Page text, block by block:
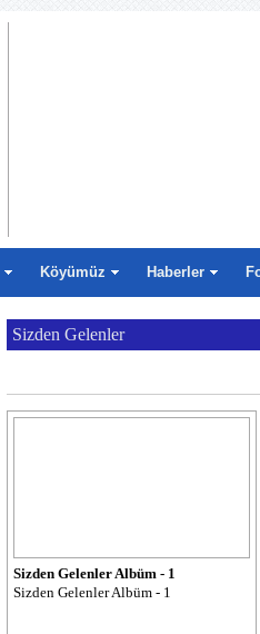
Köyümüz Haberler
Sizden Gelenler
Sizden Gelenler Albüm - 1
Sizden Gelenler Albüm - 1